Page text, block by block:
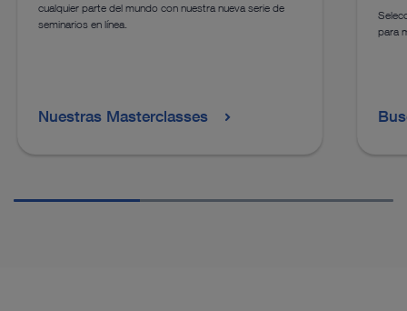
cualquier parte del mundo con nuestra nueva serie de
seminarios en línea.
Nuestras Masterclasses
para